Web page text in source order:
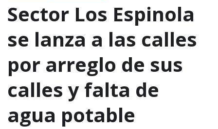
Sector Los Espinola
se lanza a las calles
por arreglo de sus
calles y falta de
agua potable